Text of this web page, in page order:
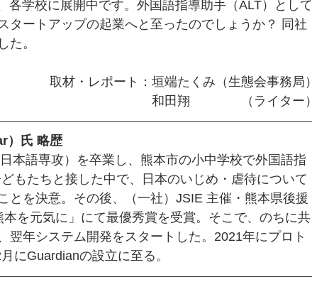
各学校に展開中です。外国語指導助手（ALT）として
タートアップの起業へと至ったのでしょうか？ 同社
た。
取材・レポート：垣端たくみ（生態会事務局）
和田翔　　　　（ライター）
）氏 略歴
本語専攻）を卒業し、熊本市の小中学校で外国語指
もたちと接した中で、日本のいじめ・虐待について
とを決意。 その後、（一社）JSIE 主催・熊本県後援
を元気に」にて最優秀賞を受賞。そこで、のちに共
翌年システム開発をスタートした。2021年にプロト
にGuardianの設立に至る。